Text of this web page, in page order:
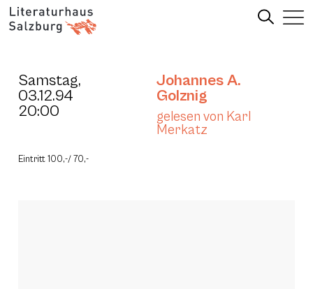
Samstag,
03.12.94
20:00
Johannes A.
Golznig
gelesen von Karl
Merkatz
Eintritt 100,-/ 70,-